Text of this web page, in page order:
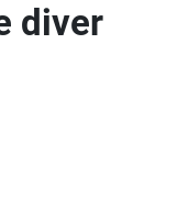
diver